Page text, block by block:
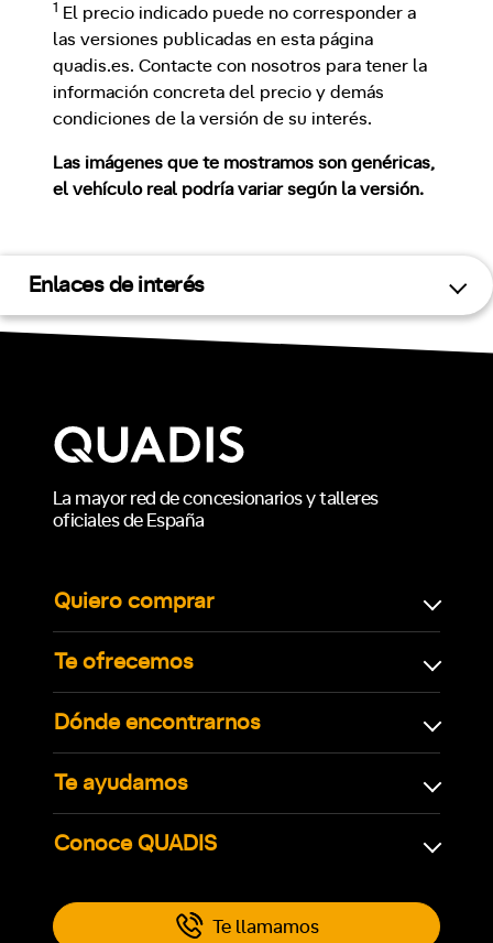
1
El precio indicado puede no corresponder a
las versiones publicadas en esta página
quadis.es. Contacte con nosotros para tener la
información concreta del precio y demás
condiciones de la versión de su interés.
Las imágenes que te mostramos son genéricas,
el vehículo real podría variar según la versión.
Enlaces de interés
La mayor red de concesionarios y talleres
oficiales de España
Quiero comprar
Te ofrecemos
Dónde encontrarnos
Te ayudamos
Conoce QUADIS
Te llamamos